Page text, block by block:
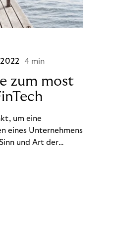
4 min
zum most
um eine
eines Unternehmens
und Art der
so ganzheitlich ist,